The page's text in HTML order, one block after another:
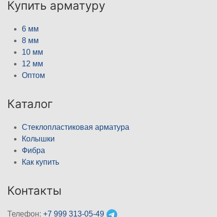
Купить арматуру
6 мм
8 мм
10 мм
12 мм
Оптом
Каталог
Стеклопластиковая арматура
Колышки
Фибра
Как купить
Контакты
Телефон: +7 999 313-05-49